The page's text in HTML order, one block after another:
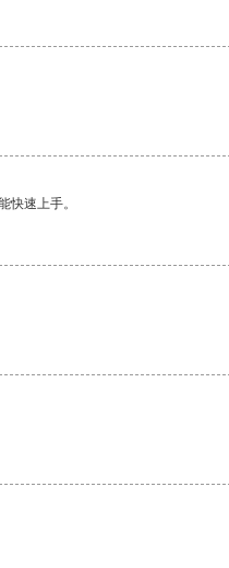
快速上手。